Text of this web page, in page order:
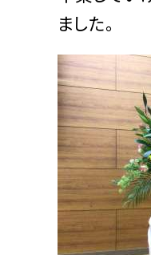
ました。